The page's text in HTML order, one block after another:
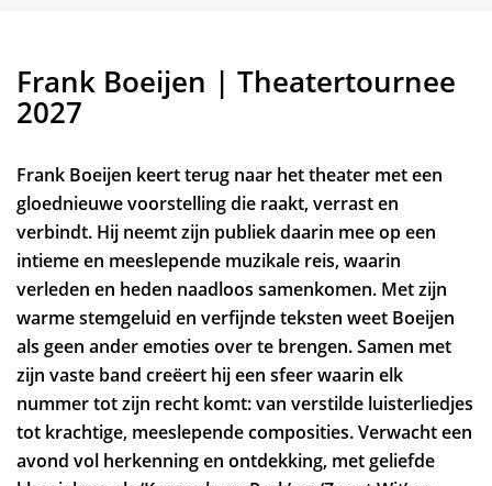
Frank Boeijen | Theatertournee
2027
Frank Boeijen keert terug naar het theater met een
gloednieuwe voorstelling die raakt, verrast en
verbindt. Hij neemt zijn publiek daarin mee op een
intieme en meeslepende muzikale reis, waarin
verleden en heden naadloos samenkomen. Met zijn
warme stemgeluid en verfijnde teksten weet Boeijen
als geen ander emoties over te brengen. Samen met
zijn vaste band creëert hij een sfeer waarin elk
nummer tot zijn recht komt: van verstilde luisterliedjes
tot krachtige, meeslepende composities. Verwacht een
avond vol herkenning en ontdekking, met geliefde
Inzoomen